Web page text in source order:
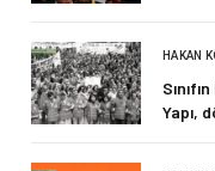
HAKAN
Yapı,